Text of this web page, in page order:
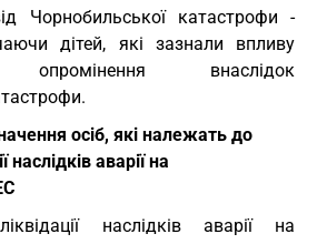
Чорнобильської катастрофи -
дітей, які зазнали впливу
опромінення внаслідок
осіб, які належать до
наслідків аварії на
наслідків аварії на